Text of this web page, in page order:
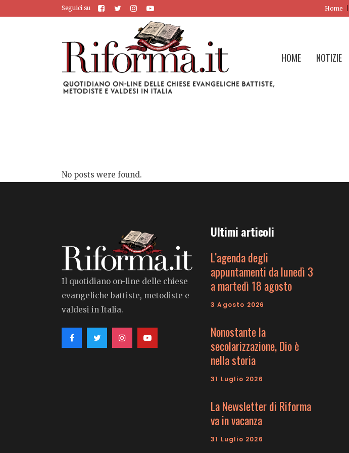
Seguici su Home
HOME NOTIZIE
No posts were found.
Il quotidiano on-line delle chiese
evangeliche battiste, metodiste e
valdesi in Italia.
Ultimi articoli
L’agenda degli
appuntamenti da lunedì 3
a martedì 18 agosto
3 Agosto 2026
Nonostante la
secolarizzazione, Dio è
nella storia
31 Luglio 2026
La Newsletter di Riforma
va in vacanza
31 Luglio 2026